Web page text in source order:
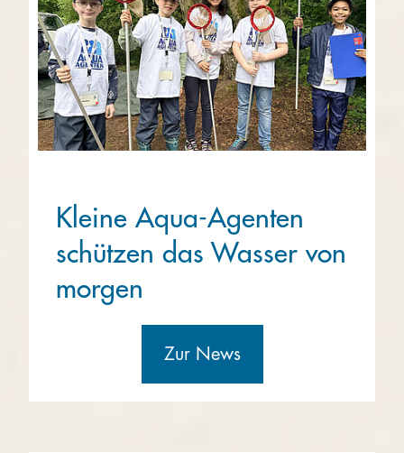
Kleine Aqua-Agenten
schützen das Wasser von
morgen
Zur News